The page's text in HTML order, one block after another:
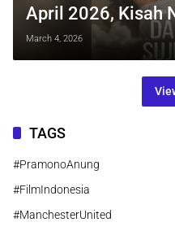
April 2026, Kisah
Cinta dan Iman
March 4, 2026
TAGS
#PramonoAnung
#FilmIndonesia
#ManchesterUnited